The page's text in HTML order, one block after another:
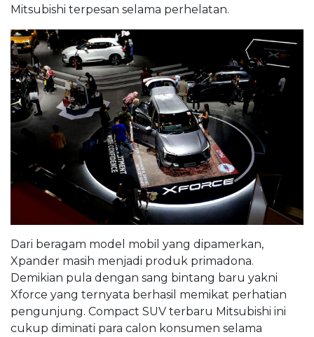
Mitsubishi terpesan selama perhelatan.
Dari beragam model mobil yang dipamerkan,
Xpander masih menjadi produk primadona.
Demikian pula dengan sang bintang baru yakni
Xforce yang ternyata berhasil memikat perhatian
pengunjung. Compact SUV terbaru Mitsubishi ini
cukup diminati para calon konsumen selama